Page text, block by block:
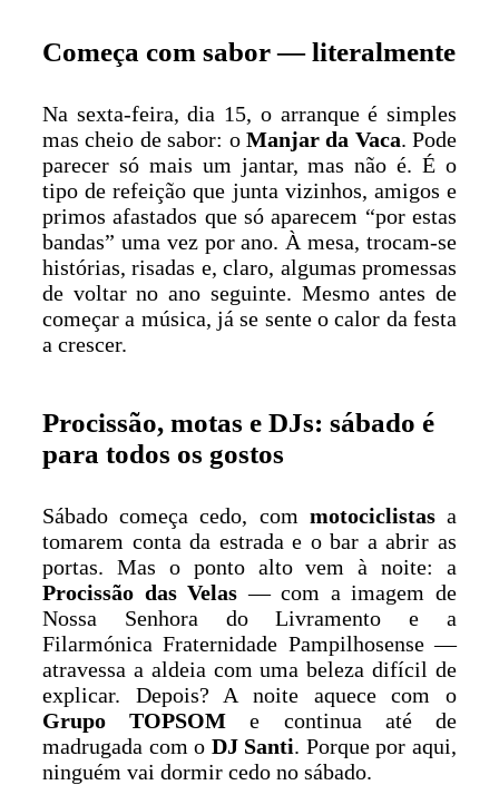
Começa com sabor — literalmente
Na sexta-feira, dia 15, o arranque é simples
mas cheio de sabor: o Manjar da Vaca. Pode
parecer só mais um jantar, mas não é. É o
tipo de refeição que junta vizinhos, amigos e
primos afastados que só aparecem “por estas
bandas” uma vez por ano. À mesa, trocam-se
histórias, risadas e, claro, algumas promessas
de voltar no ano seguinte. Mesmo antes de
começar a música, já se sente o calor da festa
a crescer.
Procissão, motas e DJs: sábado é
para todos os gostos
Sábado começa cedo, com motociclistasa
tomarem conta da estrada e o bar a abrir as
portas. Mas o ponto alto vem à noite: a
Procissão das Velas — com a imagem de
Nossa Senhora do Livramento e a
Filarmónica Fraternidade Pampilhosense —
atravessa a aldeia com uma beleza difícil de
explicar. Depois? A noite aquece com o
Grupo TOPSOM e continua até de
madrugada com o DJ Santi. Porque por aqui,
ninguém vai dormir cedo no sábado.